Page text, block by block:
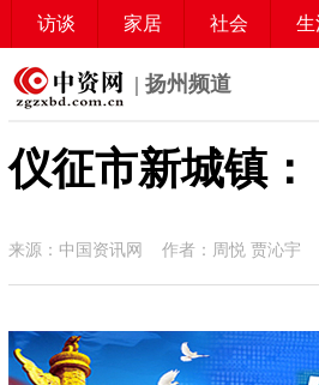
访谈 家居 社会 生
| 扬州频道
仪征市新城镇
来源：中国资讯网 作者：周悦 贾沁宇